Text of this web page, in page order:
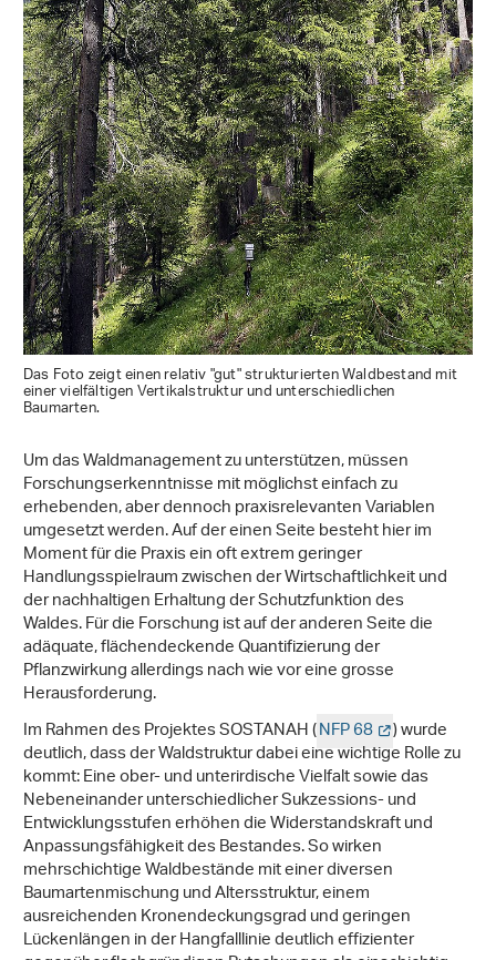
Das Foto zeigt einen relativ "gut" strukturierten Waldbestand mit
einer vielfältigen Vertikalstruktur und unterschiedlichen
Baumarten.
Um das Waldmanagement zu unterstützen, müssen
Forschungserkenntnisse mit möglichst einfach zu
erhebenden, aber dennoch praxisrelevanten Variablen
umgesetzt werden. Auf der einen Seite besteht hier im
Moment für die Praxis ein oft extrem geringer
Handlungsspielraum zwischen der Wirtschaftlichkeit und
der nachhaltigen Erhaltung der Schutzfunktion des
Waldes. Für die Forschung ist auf der anderen Seite die
adäquate, flächendeckende Quantifizierung der
Pflanzwirkung allerdings nach wie vor eine grosse
Herausforderung.
Im Rahmen des Projektes SOSTANAH (NFP 68 ) wurde
deutlich, dass der Waldstruktur dabei eine wichtige Rolle zu
kommt: Eine ober- und unterirdische Vielfalt sowie das
Nebeneinander unterschiedlicher Sukzessions- und
Entwicklungsstufen erhöhen die Widerstandskraft und
Anpassungsfähigkeit des Bestandes. So wirken
mehrschichtige Waldbestände mit einer diversen
Baumartenmischung und Altersstruktur, einem
ausreichenden Kronendeckungsgrad und geringen
Lückenlängen in der Hangfalllinie deutlich effizienter